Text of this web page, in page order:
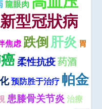
龍眼肉
新型冠狀病
焦虑 跌倒肝炎 胃
柔性抗疫药酒
预防胜于治疗 帕金
患膝骨关节炎 治療